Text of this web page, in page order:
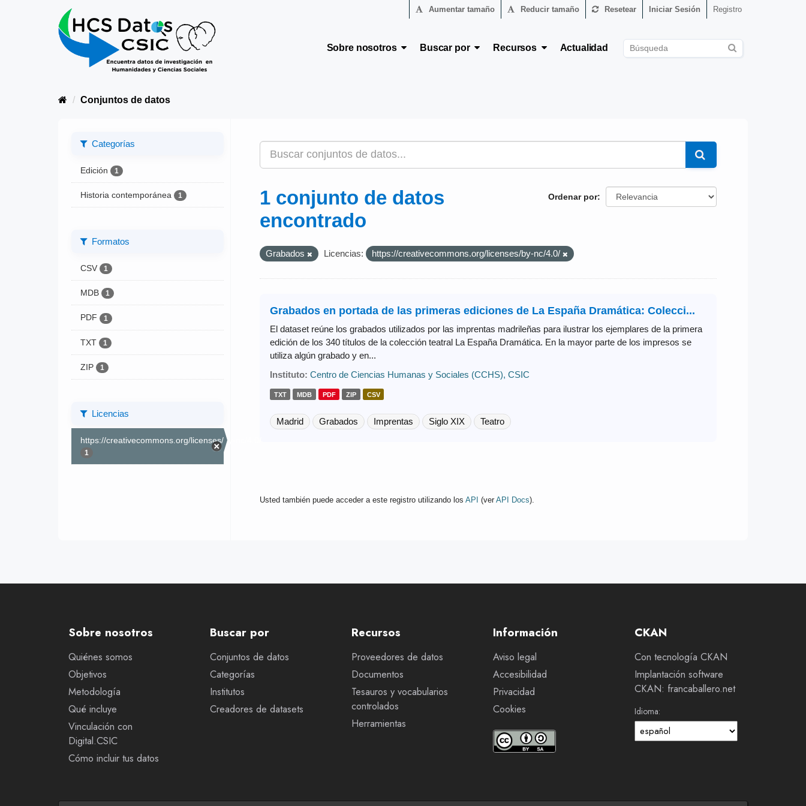
Aumentar tamaño Reducir tamaño Resetear Iniciar Sesión Registro
Sobre nosotros Buscar por Recursos Actualidad
Conjuntos de datos
Categorías
Edición 1
Historia contemporánea 1
Formatos
CSV 1
MDB 1
PDF 1
TXT 1
ZIP 1
Licencias
https://creativecommons.org/licenses/by-nc/4.0/
1
Ordenar por
1 conjunto de datos
encontrado
Grabados Licencias: https://creativecommons.org/licenses/by-nc/4.0/
Grabados en portada de las primeras ediciones de La España Dramática: Colecci...
El dataset reúne los grabados utilizados por las imprentas madrileñas para ilustrar los ejemplares de la primera
edición de los 340 títulos de la colección teatral La España Dramática. En la mayor parte de los impresos se
utiliza algún grabado y en...
Instituto: Centro de Ciencias Humanas y Sociales (CCHS), CSIC
TXT MDB PDF ZIP CSV
Madrid Grabados Imprentas Siglo XIX Teatro
Usted también puede acceder a este registro utilizando los API (ver API Docs).
Sobre nosotros
Quiénes somos
Objetivos
Metodología
Qué incluye
Vinculación con
Digital.CSIC
Cómo incluir tus datos
Buscar por
Conjuntos de datos
Categorías
Institutos
Creadores de datasets
Recursos
Proveedores de datos
Documentos
Tesauros y vocabularios
controlados
Herramientas
Información
Aviso legal
Accesibilidad
Privacidad
Cookies
CKAN
Con tecnología CKAN
Implantación software
CKAN: francaballero.net
Idioma